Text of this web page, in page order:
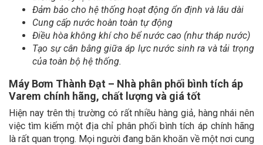
Đảm bảo cho hệ thống hoạt động ổn định và lâu dài
Cung cấp nước hoàn toàn tự động
Điều hòa không khí cho bể nước cao (như tháp nước)
Tạo sự cân bằng giữa áp lực nước sinh ra và tải trọng
của toàn bộ hệ thống.
Máy Bơm Thành Đạt – Nhà phân phối bình tích áp
Varem chính hãng, chất lượng và giá tốt
Hiện nay trên thị trường có rất nhiều hàng giả, hàng nhái nên
việc tìm kiếm một địa chỉ phân phối bình tích áp chính hãng
là rất quan trọng. Mọi người đang băn khoăn về một nơi cung